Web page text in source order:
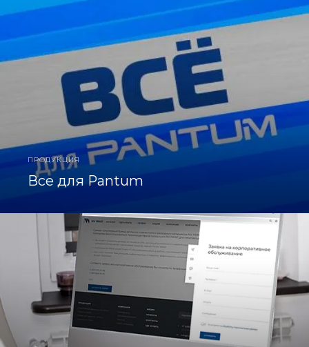
ПРОДУКЦИЯ
Все для Pantum